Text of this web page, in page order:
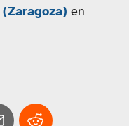
en